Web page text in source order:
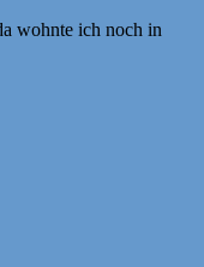
wohnte ich noch in